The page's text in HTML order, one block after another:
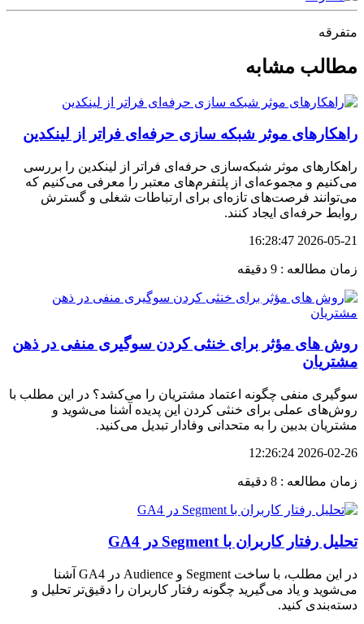
متفرقه
مطالب مشابه
راهکارهای موثر شبکه سازی حرفه‌ای فراتر از لینکدین
راهکارهای موثر شبکه‌سازی حرفه‌ای فراتر از لینکدین را بررسی
می‌کنیم و مجموعه‌ای از پلتفرم‌های معتبر را معرفی می‌کنیم که
می‌توانند فرصت‌های تازه‌ای برای ارتباطات شغلی و گسترش
روابط حرفه‌ای ایجاد کنند.
2026-05-21 16:28:47
زمان مطالعه : 9 دقیقه
روش های مؤثر برای خنثی کردن سوگیری منفی در ذهن
مشتریان
سوگیری منفی چگونه اعتماد مشتریان را می‌کشد؟ در این مطلب با
روش‌های عملی برای خنثی کردن این پدیده آشنا می‌شوید و
مشتریان بدبین را به متحدانی وفادار تبدیل می‌کنید.
2026-02-26 12:26:24
زمان مطالعه : 8 دقیقه
تحلیل رفتار کاربران با Segment در GA4
در این مطلب، با ساخت Segment و Audience در GA4 آشنا
می‌شوید و یاد می‌گیرید چگونه رفتار کاربران را دقیق‌تر تحلیل و
دسته‌بندی کنید.